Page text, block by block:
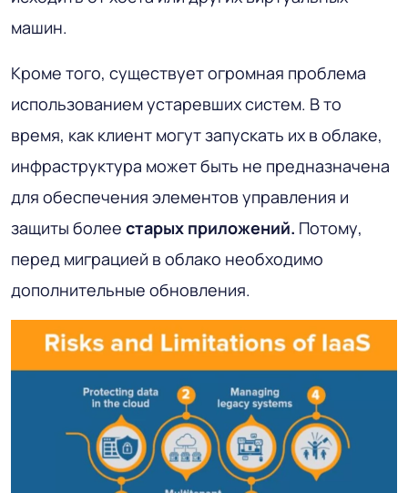
машин.
Кроме того, существует огромная проблема
использованием устаревших систем. В то
время, как клиент могут запускать их в облаке,
инфраструктура может быть не предназначена
для обеспечения элементов управления и
защиты более старых приложений. Потому,
перед миграцией в облако необходимо
дополнительные обновления.